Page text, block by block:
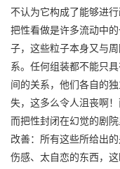
不认为它构成了能够进
把性看做是许多流动中
子，这些粒子本身又与
系。任何组装都不能只
间的关系，他们各自的
失，这多么令人沮丧啊
而把性封闭在幻觉的剧
改善：所有这些所给出
伤感、太自恋的东西，